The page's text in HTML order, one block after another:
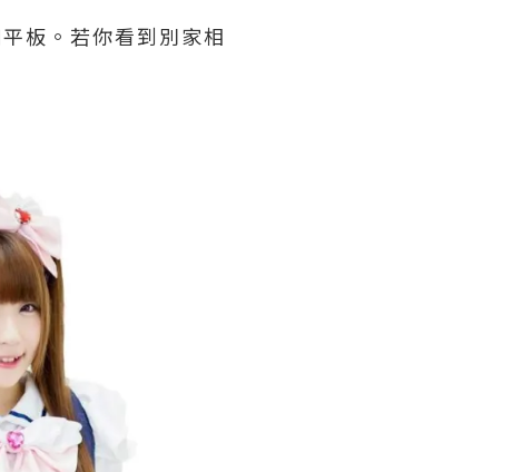
板。若你看到別家相